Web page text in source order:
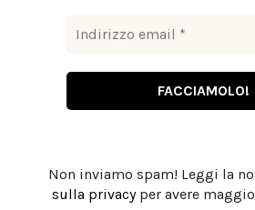
Non inviamo spam! Leggi la
sulla privacyper avere